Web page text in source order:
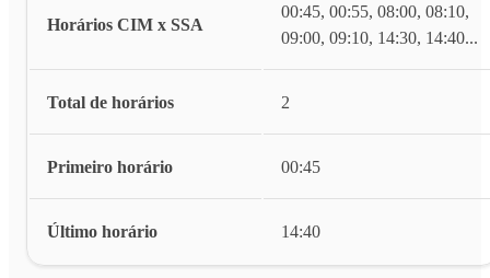
Horários CIM x SSA
00:45, 00:55, 08:00, 08:10,
09:00, 09:10, 14:30, 14:40...
Total de horários 2
Primeiro horário 00:45
Último horário 14:40